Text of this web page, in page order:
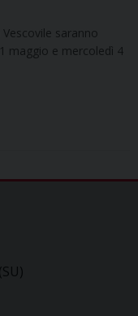
saranno
maggio e mercoledì 4